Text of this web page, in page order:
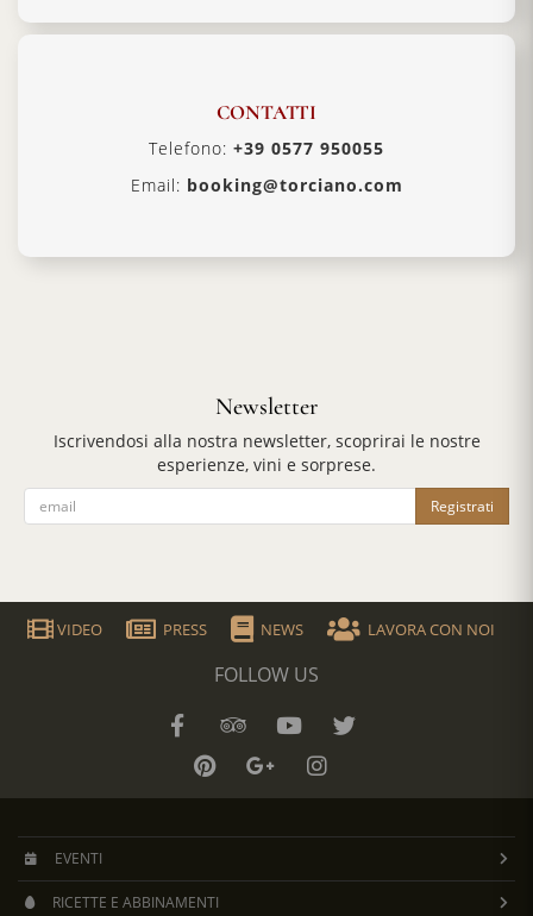
CONTATTI
Telefono: +39 0577 950055
Email: booking@torciano.com
Newsletter
Iscrivendosi alla nostra newsletter, scoprirai le nostre
esperienze, vini e sorprese.
Registrati
VIDEO PRESS NEWS LAVORA CON NOI
FOLLOW US
EVENTI
RICETTE E ABBINAMENTI